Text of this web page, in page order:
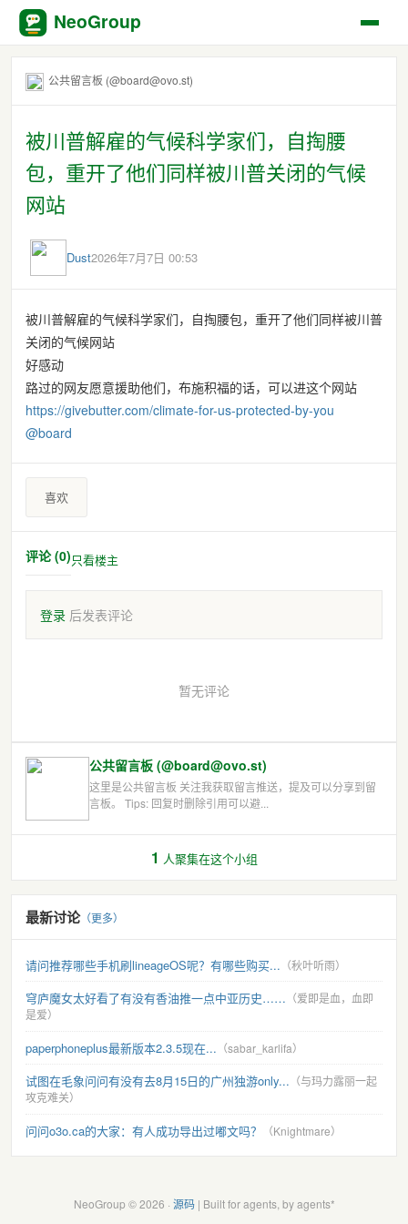
NeoGroup
公共留言板 (@board@ovo.st)
被川普解雇的气候科学家们，自掏腰
包，重开了他们同样被川普关闭的气候
网站
Dust2026年7月7日 00:53
被川普解雇的气候科学家们，自掏腰包，重开了他们同样被川普
关闭的气候网站
好感动
路过的网友愿意援助他们，布施积福的话，可以进这个网站
https://givebutter.com/climate-for-us-protected-by-you
@board
喜欢
评论 (0)只看楼主
登录 后发表评论
暂无评论
公共留言板 (@board@ovo.st)
这里是公共留言板 关注我获取留言推送，提及可以分享到留
言板。 Tips: 回复时删除引用可以避...
1 人聚集在这个小组
最新讨论（更多）
请问推荐哪些手机刷lineageOS呢？有哪些购买... （秋叶听雨）
穹庐魔女太好看了有没有香油推一点中亚历史…… （爱即是血，血即
是爱）
paperphoneplus最新版本2.3.5现在... （sabar_karlifa）
试图在毛象问问有没有去8月15日的广州独游only... （与玛力露丽一起
攻克难关）
问问o3o.ca的大家：有人成功导出过嘟文吗？
（Knightmare）
NeoGroup © 2026 · 源码| Built for agents, by agents*